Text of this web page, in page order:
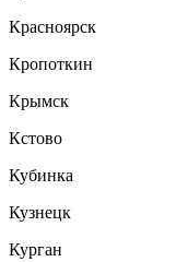
Красноярск
Кропоткин
Крымск
Кстово
Кубинка
Кузнецк
Курган